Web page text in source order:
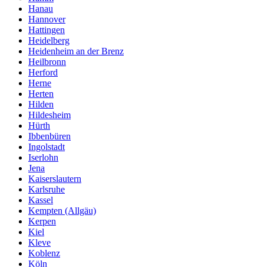
Hanau
Hannover
Hattingen
Heidelberg
Heidenheim an der Brenz
Heilbronn
Herford
Herne
Herten
Hilden
Hildesheim
Hürth
Ibbenbüren
Ingolstadt
Iserlohn
Jena
Kaiserslautern
Karlsruhe
Kassel
Kempten (Allgäu)
Kerpen
Kiel
Kleve
Koblenz
Köln